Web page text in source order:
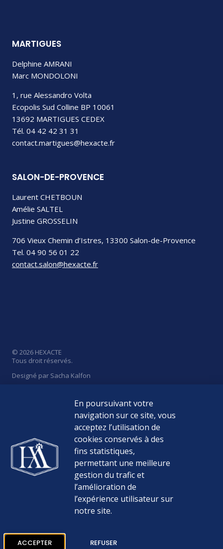
MARTIGUES
Delphine AMRANI
Marc MONDOLONI
1, rue Alessandro Volta
Ecopolis Sud Colline BP 10061
13692 MARTIGUES CEDEX
Tél. 04 42 42 31 31
contact.martigues@hexacte.fr
SALON-DE-PROVENCE
Laurent CHETBOUN
Amélie SALTEL
Justine GROSSELIN
706 Vieux Chemin d’Istres, 13300 Salon-de-Provence
Tel. 04 90 56 01 22
contact.salon@hexacte.fr
© 2026 HEXACTE
Tous droit réservés.
Designé par Sacha Kalfon
Politique de Confidentialité
Mentions Légales
Médiateur de la consommation
En poursuivant votre
navigation sur ce site, vous
acceptez l’utilisation de
cookies conservés à des
fins statistiques,
permettant une meilleure
gestion du trafic et
l’amélioration de
l’expérience utilisateur sur
notre site.
ACCEPTER REFUSER